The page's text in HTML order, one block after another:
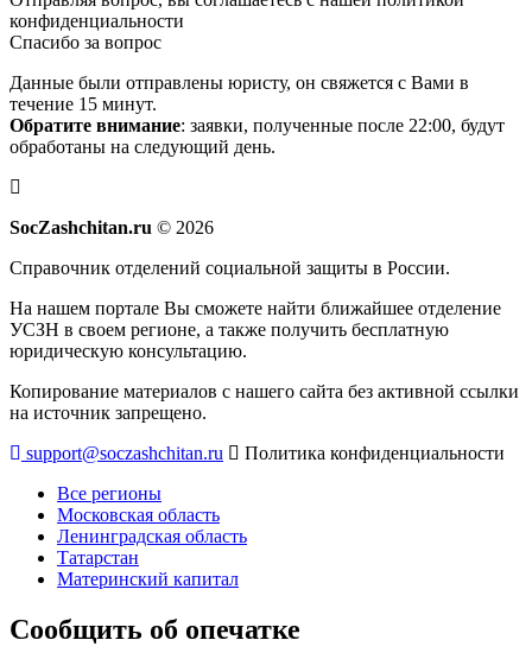
конфиденциальности
Спасибо за вопрос
Данные были отправлены юристу, он свяжется с Вами в
течение 15 минут.
Обратите внимание: заявки, полученные после 22:00, будут
обработаны на следующий день.
SocZashchitan.ru © 2026
Справочник отделений социальной защиты в России.
На нашем портале Вы сможете найти ближайшее отделение
УСЗН в своем регионе, а также получить бесплатную
юридическую консультацию.
Копирование материалов с нашего сайта без активной ссылки
на источник запрещено.
support@soczashchitan.ru
Политика конфиденциальности
Все регионы
Московская область
Ленинградская область
Татарстан
Материнский капитал
Сообщить об опечатке